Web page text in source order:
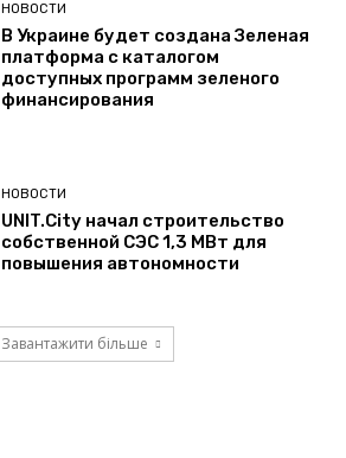
НОВОСТИ
В Украине будет создана Зеленая
платформа с каталогом
доступных программ зеленого
финансирования
НОВОСТИ
UNIT.City начал строительство
собственной СЭС 1,3 МВт для
повышения автономности
Завантажити більше